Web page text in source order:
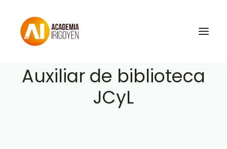
Auxiliar de biblioteca
JCyL